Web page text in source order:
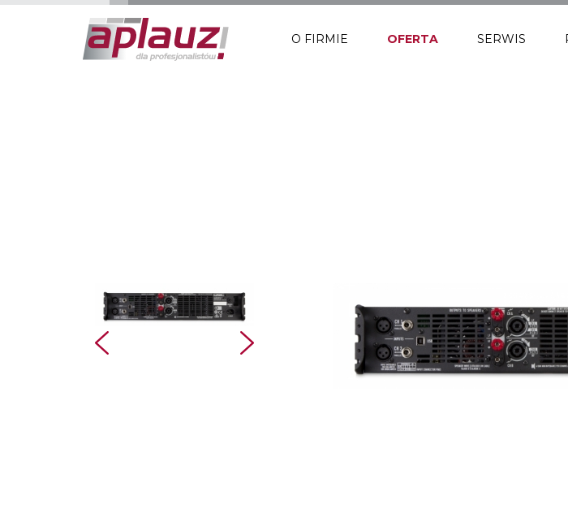
O FIRMIE OFERTA SERWIS